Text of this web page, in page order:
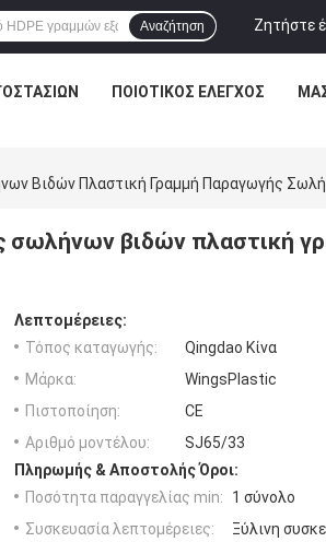
Ζητήστε
Αναζήτηση
ΠΟΙΟΤΙΚΌΣ ΈΛΕΓΧΟΣ
Βιδών Πλαστική Γραμμή Παραγωγής
σωλήνων βιδών πλαστική
Λεπτομέρειες:
Τόπος καταγωγής:
Qingdao Κίνα
Μάρκα:
WingsPlastic
Πιστοποίηση:
CE
Αριθμό μοντέλου:
SJ65/33
Πληρωμής & Αποστολής Όροι:
Ποσότητα παραγγελίας min:
1 σύνολο
Συσκευασία λεπτομέρειες:
Ξύλινη